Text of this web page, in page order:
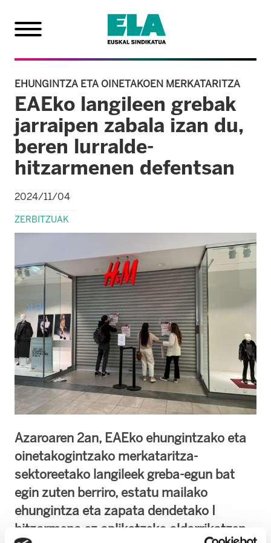
EHUNGINTZA ETA OINETAKOEN MERKATARITZA
EAEko langileen grebak
jarraipen zabala izan du,
beren lurralde-
hitzarmenen defentsan
2024/11/04
ZERBITZUAK
Azaroaren 2an, EAEko ehungintzako eta
oinetakogintzako merkataritza-
sektoreetako langileek greba-egun bat
egin zuten berriro, estatu mailako
ehungintza eta zapata dendetako I
hitzarmena ez aplikatzeko aldarrikatzen.